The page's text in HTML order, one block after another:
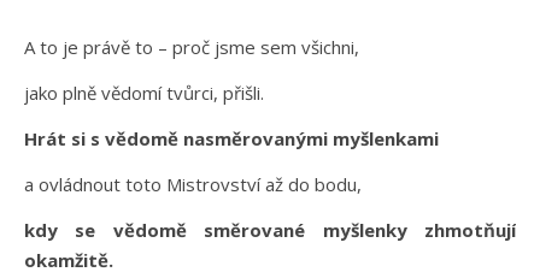
A to je právě to – proč jsme sem všichni,
jako plně vědomí tvůrci, přišli.
Hrát si s vědomě nasměrovanými myšlenkami
a ovládnout toto Mistrovství až do bodu,
kdy se vědomě směrované myšlenky zhmotňují
okamžitě.